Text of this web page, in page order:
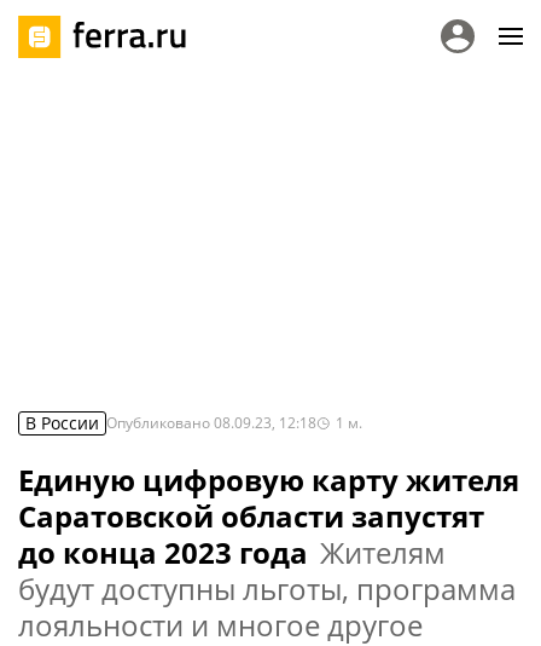
В России Опубликовано08.09.23, 12:18 1 м.
Единую цифровую карту жителя
Саратовской области запустят
до конца 2023 года Жителям
будут доступны льготы, программа
лояльности и многое другое